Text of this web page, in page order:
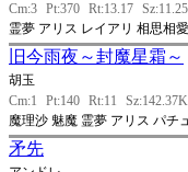
Cm:3 Pt:370 Rt:13.17
霊夢 アリス レイアリ 相思相
旧今雨夜～封魔星霜～
胡玉
Cm:1
Pt:140 Rt:11
魔理沙 魅魔 霊夢 アリス パチ
矛先